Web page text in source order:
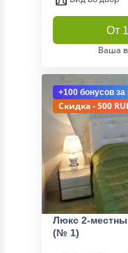
От
Ваша
+100 бонусов за
Скидка - 500
Люкс 2-
(№ 1)